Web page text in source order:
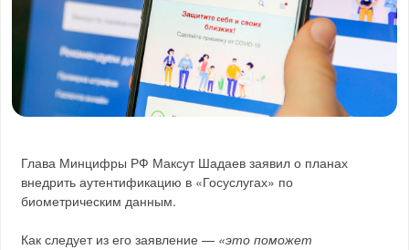
Глава Минцифры РФ Максут Шадаев заявил о планах
внедрить аутентификацию в «Госуслугах» по
биометрическим данным.
Как следует из его заявление — «это поможет